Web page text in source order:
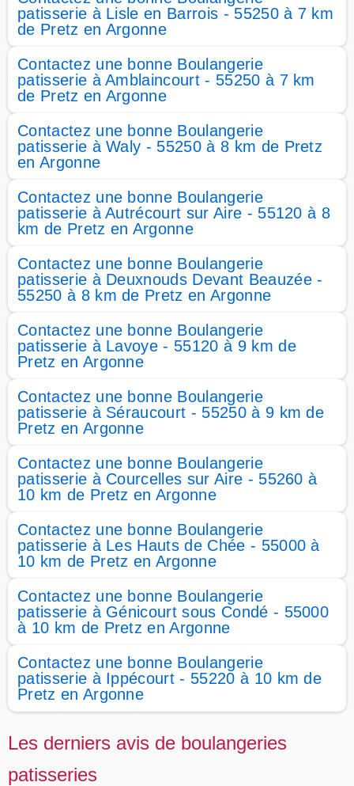
patisserie à Lisle en Barrois - 55250 à 7 km
de Pretz en Argonne
Contactez une bonne Boulangerie
patisserie à Amblaincourt - 55250 à 7 km
de Pretz en Argonne
Contactez une bonne Boulangerie
patisserie à Waly - 55250 à 8 km de Pretz
en Argonne
Contactez une bonne Boulangerie
patisserie à Autrécourt sur Aire - 55120 à 8
km de Pretz en Argonne
Contactez une bonne Boulangerie
patisserie à Deuxnouds Devant Beauzée -
55250 à 8 km de Pretz en Argonne
Contactez une bonne Boulangerie
patisserie à Lavoye - 55120 à 9 km de
Pretz en Argonne
Contactez une bonne Boulangerie
patisserie à Séraucourt - 55250 à 9 km de
Pretz en Argonne
Contactez une bonne Boulangerie
patisserie à Courcelles sur Aire - 55260 à
10 km de Pretz en Argonne
Contactez une bonne Boulangerie
patisserie à Les Hauts de Chée - 55000 à
10 km de Pretz en Argonne
Contactez une bonne Boulangerie
patisserie à Génicourt sous Condé - 55000
à 10 km de Pretz en Argonne
Contactez une bonne Boulangerie
patisserie à Ippécourt - 55220 à 10 km de
Pretz en Argonne
Les derniers avis de boulangeries
patisseries